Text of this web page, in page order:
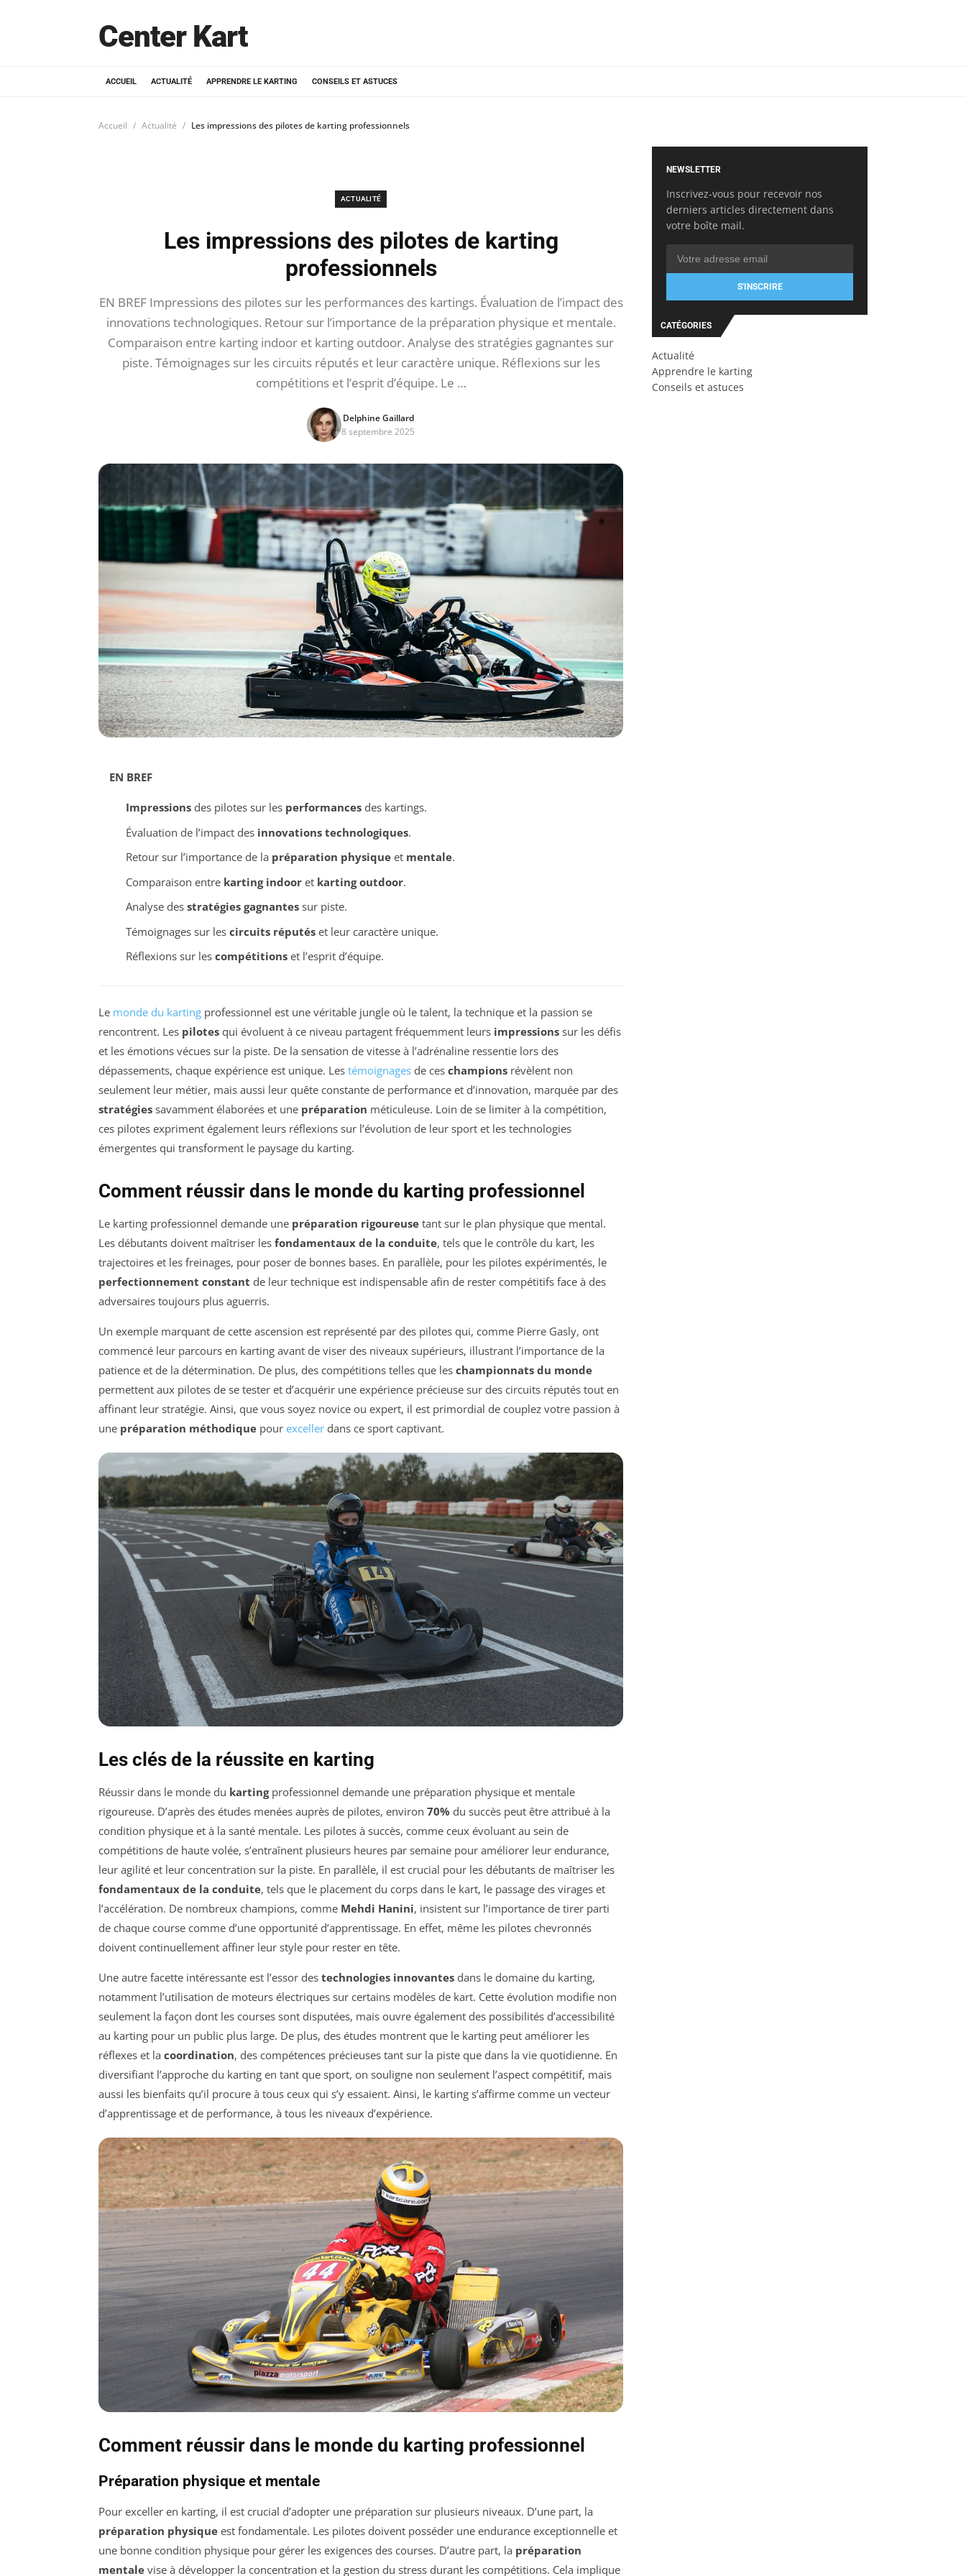
Center Kart
ACCUEIL ACTUALITÉ APPRENDRE LE KARTING CONSEILS ET ASTUCES
Accueil Actualité Les impressions des pilotes de karting professionnels
ACTUALITÉ
Les impressions des pilotes de karting
professionnels
EN BREF Impressions des pilotes sur les performances des kartings. Évaluation de l’impact des
innovations technologiques. Retour sur l’importance de la préparation physique et mentale.
Comparaison entre karting indoor et karting outdoor. Analyse des stratégies gagnantes sur
piste. Témoignages sur les circuits réputés et leur caractère unique. Réflexions sur les
compétitions et l’esprit d’équipe. Le …
Delphine Gaillard
8 septembre 2025
EN BREF
Impressionsdes pilotes sur les performancesdes kartings.
Évaluation de l’impact des innovations technologiques.
Retour sur l’importance de la préparation physiqueet mentale.
Comparaison entre karting indooret karting outdoor.
Analyse des stratégies gagnantessur piste.
Témoignages sur les circuits réputéset leur caractère unique.
Réflexions sur les compétitionset l’esprit d’équipe.
Le monde du karting professionnel est une véritable jungle où le talent, la technique et la passion se
rencontrent. Les pilotes qui évoluent à ce niveau partagent fréquemment leurs impressions sur les défis
et les émotions vécues sur la piste. De la sensation de vitesse à l’adrénaline ressentie lors des
dépassements, chaque expérience est unique. Les témoignages de ces champions révèlent non
seulement leur métier, mais aussi leur quête constante de performance et d’innovation, marquée par des
stratégies savamment élaborées et une préparation méticuleuse. Loin de se limiter à la compétition,
ces pilotes expriment également leurs réflexions sur l’évolution de leur sport et les technologies
émergentes qui transforment le paysage du karting.
Comment réussir dans le monde du karting professionnel
Le karting professionnel demande une préparation rigoureuse tant sur le plan physique que mental.
Les débutants doivent maîtriser les fondamentaux de la conduite, tels que le contrôle du kart, les
trajectoires et les freinages, pour poser de bonnes bases. En parallèle, pour les pilotes expérimentés, le
perfectionnement constant de leur technique est indispensable afin de rester compétitifs face à des
adversaires toujours plus aguerris.
Un exemple marquant de cette ascension est représenté par des pilotes qui, comme Pierre Gasly, ont
commencé leur parcours en karting avant de viser des niveaux supérieurs, illustrant l’importance de la
patience et de la détermination. De plus, des compétitions telles que les championnats du monde
permettent aux pilotes de se tester et d’acquérir une expérience précieuse sur des circuits réputés tout en
affinant leur stratégie. Ainsi, que vous soyez novice ou expert, il est primordial de couplez votre passion à
une préparation méthodique pour exceller dans ce sport captivant.
Les clés de la réussite en karting
Réussir dans le monde du kartingprofessionnel demande une préparation physique et mentale
rigoureuse. D’après des études menées auprès de pilotes, environ 70% du succès peut être attribué à la
condition physique et à la santé mentale. Les pilotes à succès, comme ceux évoluant au sein de
compétitions de haute volée, s’entraînent plusieurs heures par semaine pour améliorer leur endurance,
leur agilité et leur concentration sur la piste. En parallèle, il est crucial pour les débutants de maîtriser les
fondamentaux de la conduite, tels que le placement du corps dans le kart, le passage des virages et
l’accélération. De nombreux champions, comme Mehdi Hanini, insistent sur l’importance de tirer parti
de chaque course comme d’une opportunité d’apprentissage. En effet, même les pilotes chevronnés
doivent continuellement affiner leur style pour rester en tête.
Une autre facette intéressante est l’essor des technologies innovantes dans le domaine du karting,
notamment l’utilisation de moteurs électriques sur certains modèles de kart. Cette évolution modifie non
seulement la façon dont les courses sont disputées, mais ouvre également des possibilités d’accessibilité
au karting pour un public plus large. De plus, des études montrent que le karting peut améliorer les
réflexes et la coordination, des compétences précieuses tant sur la piste que dans la vie quotidienne. En
diversifiant l’approche du karting en tant que sport, on souligne non seulement l’aspect compétitif, mais
aussi les bienfaits qu’il procure à tous ceux qui s’y essaient. Ainsi, le karting s’affirme comme un vecteur
d’apprentissage et de performance, à tous les niveaux d’expérience.
Comment réussir dans le monde du karting professionnel
Préparation physique et mentale
Pour exceller en karting, il est crucial d’adopter une préparation sur plusieurs niveaux. D’une part, la
préparation physique est fondamentale. Les pilotes doivent posséder une endurance exceptionnelle et
une bonne condition physique pour gérer les exigences des courses. D’autre part, la préparation
mentale vise à développer la concentration et la gestion du stress durant les compétitions. Cela implique
NEWSLETTER
Inscrivez-vous pour recevoir nos
derniers articles directement dans
votre boîte mail.
S'INSCRIRE
CATÉGORIES
Actualité
Apprendre le karting
Conseils et astuces